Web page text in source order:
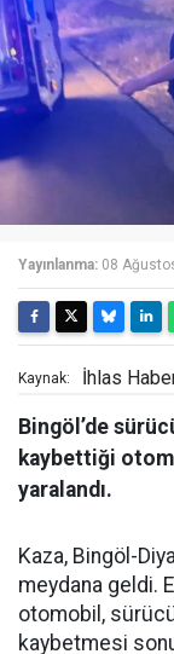
Yayınlanma: 08
Kaynak: İhlas
Bingöl’de
kaybettiği
yaralandı.
Kaza, Bingöl-
meydana geldi.
otomobil,
kaybetmesi